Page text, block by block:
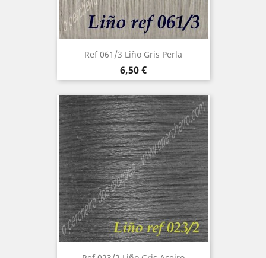
Ref 061/3 Liño Gris Perla
Precio
6,50 €